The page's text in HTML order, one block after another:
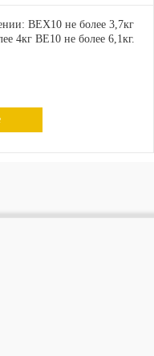
ВЕХ10 не более 3,7кг
4кг ВЕ10 не более 6,1кг.